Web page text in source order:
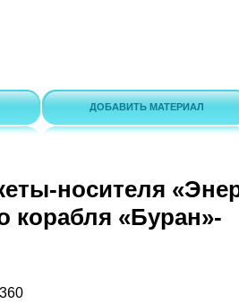
ДОБАВИТЬ МАТЕРИАЛ
носителя
корабля «Буран»-